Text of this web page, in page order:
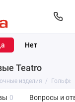
Teatro
изделия Гольфы
0 Вопросы и